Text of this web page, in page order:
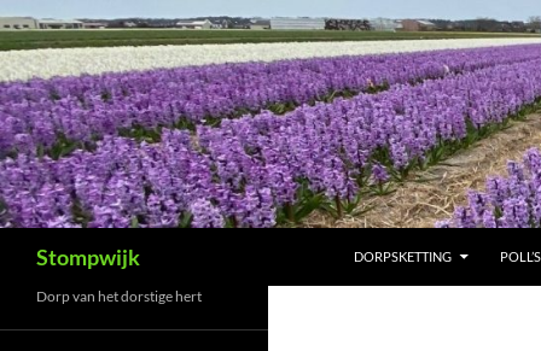
Ga
naar
de
inhoud
Stompwijk DORPSKETTING POLL’S
Dorp van het dorstige hert